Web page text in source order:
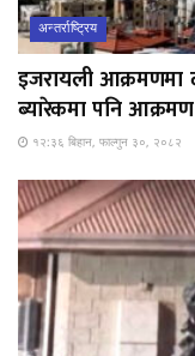
अन्तर्राष्ट्रिय
इजरायली आक्रमणमा
ब्यारेकमा पनि आक्रमण
१२:३६ बिहान, फाल्गुन ३०, २०८२